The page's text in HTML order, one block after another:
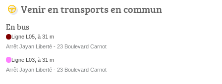
Venir en transports en commun
En bus
Ligne L05, à 31 m
Arrêt Jayan Liberté - 23 Boulevard Carnot
Ligne L03, à 31 m
Arrêt Jayan Liberté - 23 Boulevard Carnot